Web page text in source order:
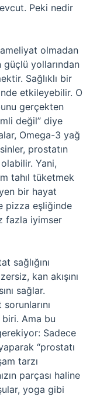
Peki nedir
olmadan
güçlü yollarından
Sağlıklı bir
etkileyebilir. O
gerçekten
değil” diye
Omega-3 yağ
prostatın
olabilir. Yani,
tahıl tüketmek
bir hayat
pizza eşliğinde
fazla iyimser
sağlığını
kan akışını
sağlar.
Ama bu
Sadece
“prostatı
tarzı
parçası haline
yoga gibi